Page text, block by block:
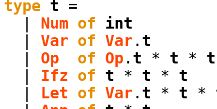
type t =
Num of
int
Var of Var . t
Op of Op . t * t * t
Ifz of t * t * t
Let of Var . t * t *